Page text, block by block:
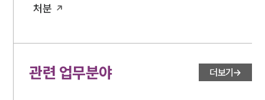
처분
관련 업무분야 더보기